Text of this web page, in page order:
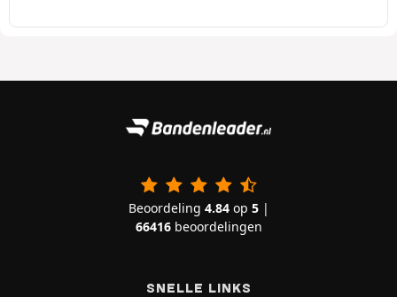
Beoordeling 4.84op 5|
66416beoordelingen
SNELLE LINKS